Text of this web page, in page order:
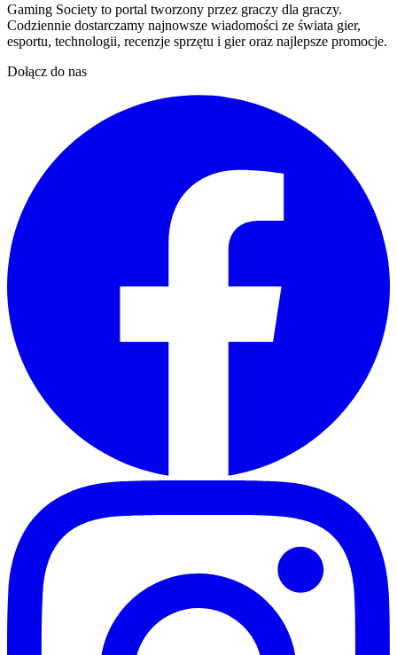
Gaming Society to portal tworzony przez graczy dla graczy.
Codziennie dostarczamy najnowsze wiadomości ze świata gier,
esportu, technologii, recenzje sprzętu i gier oraz najlepsze promocje.
Dołącz do nas